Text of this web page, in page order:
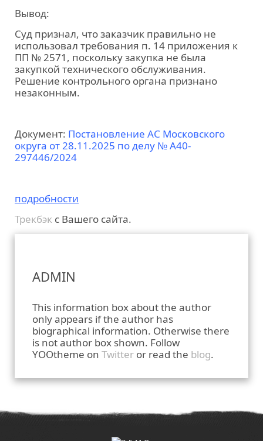
Вывод:
Суд признал, что заказчик правильно не
использовал требования п. 14 приложения к
ПП № 2571, поскольку закупка не была
закупкой технического обслуживания.
Решение контрольного органа признано
незаконным.
Документ: Постановление АС Московского
округа от 28.11.2025 по делу № А40-
297446/2024
подробности
Трекбэк с Вашего сайта.
ADMIN
This information box about the author
only appears if the author has
biographical information. Otherwise there
is not author box shown. Follow
YOOtheme on Twitter or read the blog.